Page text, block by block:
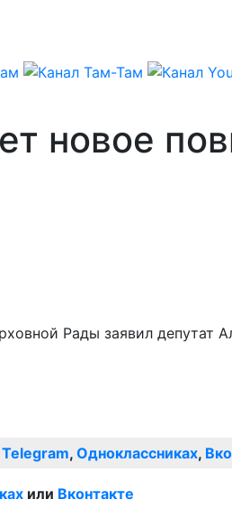
новое
Рады заявил депутат
Telegram, Одноклассниках,
или Вконтакте